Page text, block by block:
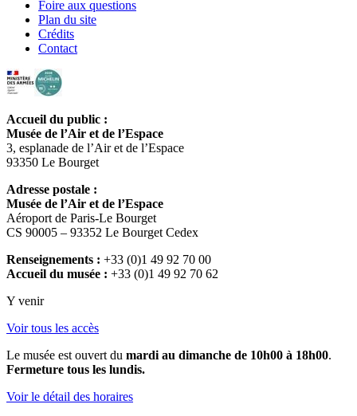
Foire aux questions
Plan du site
Crédits
Contact
Accueil du public :
Musée de l’Air et de l’Espace
3, esplanade de l’Air et de l’Espace
93350 Le Bourget
Adresse postale :
Musée de l’Air et de l’Espace
Aéroport de Paris-Le Bourget
CS 90005 – 93352 Le Bourget Cedex
Renseignements : +33 (0)1 49 92 70 00
Accueil du musée : +33 (0)1 49 92 70 62
Y venir
Voir tous les accès
Le musée est ouvert du mardi au dimanche de 10h00 à 18h00.
Fermeture tous les lundis.
Voir le détail des horaires